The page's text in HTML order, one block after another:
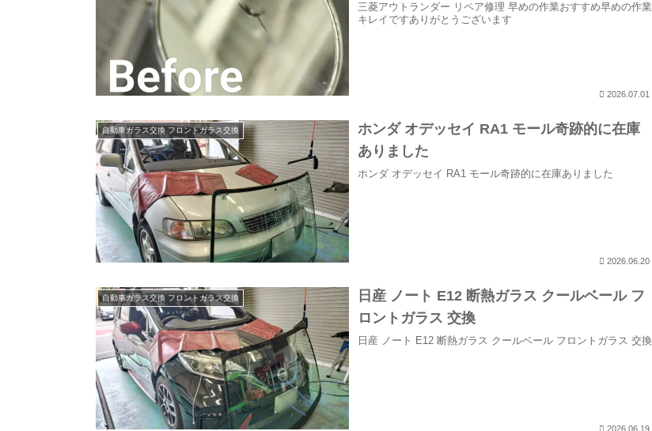
三菱アウトランダー リペア修理 早めの作業おすすめ早めの作業
キレイですありがとうございます
2026.07.01
自動車ガラス交換 フロントガラス交換
ホンダ オデッセイ RA1 モール奇跡的に在庫
ありました
ホンダ オデッセイ RA1 モール奇跡的に在庫ありました
2026.06.20
自動車ガラス交換 フロントガラス交換
日産 ノート E12 断熱ガラス クールベール フ
ロントガラス 交換
日産 ノート E12 断熱ガラス クールベール フロントガラス 交換
2026.06.19